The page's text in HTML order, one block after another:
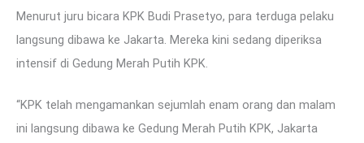
Menurut juru bicara KPK Budi Prasetyo, para terduga pelaku
langsung dibawa ke Jakarta. Mereka kini sedang diperiksa
intensif di Gedung Merah Putih KPK.
“KPK telah mengamankan sejumlah enam orang dan malam
ini langsung dibawa ke Gedung Merah Putih KPK, Jakarta